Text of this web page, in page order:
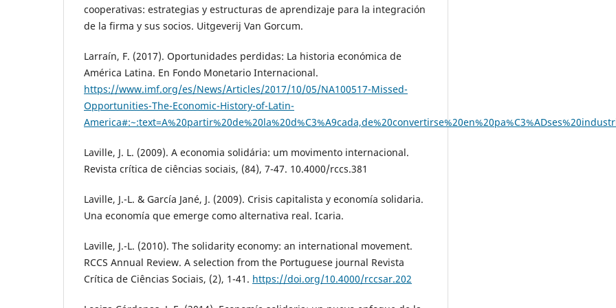
cooperativas: estrategias y estructuras de aprendizaje para la integración
de la firma y sus socios. Uitgeverij Van Gorcum.
Larraín, F. (2017). Oportunidades perdidas: La historia económica de
América Latina. En Fondo Monetario Internacional.
https://www.imf.org/es/News/Articles/2017/10/05/NA100517-Missed-
Opportunities-The-Economic-History-of-Latin-
Laville, J. L. (2009). A economia solidária: um movimento internacional.
Revista crítica de ciências sociais, (84), 7-47. 10.4000/rccs.381
Laville, J.-L. & García Jané, J. (2009). Crisis capitalista y economía solidaria.
Una economía que emerge como alternativa real. Icaria.
Laville, J.-L. (2010). The solidarity economy: an international movement.
RCCS Annual Review. A selection from the Portuguese journal Revista
Crítica de Ciências Sociais, (2), 1-41. https://doi.org/10.4000/rccsar.202